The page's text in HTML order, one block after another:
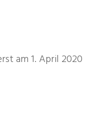
am 1. April 2020